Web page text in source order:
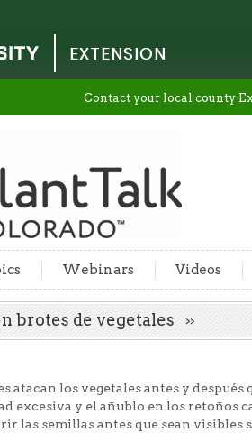
EXTENSION
Contact your local county
Webinars Videos
brotes de vegetales
atacan los vegetales antes y después
excesiva y el añublo en los retoños
las semillas antes que sean visibles